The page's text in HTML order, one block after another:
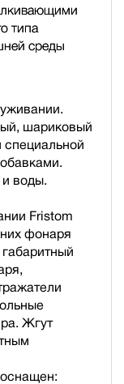
типа
среды
шариковый
воды.
Fristom
фонаря
Жгут